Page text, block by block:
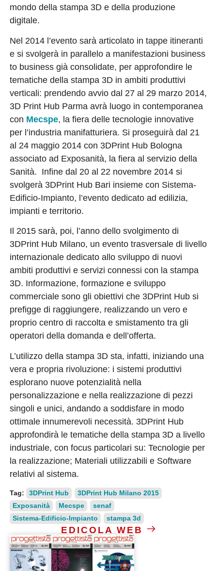
mondo della stampa 3D e della produzione
digitale.
Nel 2014 l’evento sarà articolato in tappe itineranti
e si svolgerà in parallelo a manifestazioni business
to business già consolidate, per approfondire le
tematiche della stampa 3D in ambiti produttivi
verticali: prendendo avvio dal 27 al 29 marzo 2014,
3D Print Hub Parma avrà luogo in contemporanea
con Mecspe, la fiera delle tecnologie innovative
per l’industria manifatturiera. Si proseguirà dal 21
al 24 maggio 2014 con 3DPrint Hub Bologna
associato ad Exposanità, la fiera al servizio della
Sanità. Infine dal 20 al 22 novembre 2014 si
svolgerà 3DPrint Hub Bari insieme con Sistema-
Edificio-Impianto, l’evento dedicato ad edilizia,
impianti e territorio.
Il 2015 sarà, poi, l’anno dello svolgimento di
3DPrint Hub Milano, un evento trasversale di livello
internazionale dedicato allo sviluppo di nuovi
ambiti produttivi e servizi connessi con la stampa
3D. Informazione, formazione e sviluppo
commerciale sono gli obiettivi che 3DPrint Hub si
prefigge di raggiungere, realizzando un vero e
proprio centro di raccolta e smistamento tra gli
operatori della domanda e dell’offerta.
L’utilizzo della stampa 3D sta, infatti, iniziando una
vera e propria rivoluzione: i sistemi produttivi
esplorano nuove potenzialità nella
personalizzazione e nella realizzazione di pezzi
singoli e unici, andando a soddisfare in modo
ottimale innumerevoli necessità. 3DPrint Hub
approfondirà le tematiche della stampa 3D a livello
industriale, con focus particolari su: Tecnologie per
la realizzazione; Materiali utilizzabili e Software
relativi al sistema.
Tag: 3DPrint Hub
3DPrint Hub Milano 2015
Exposanità
Mecspe
senaf
Sistema-Edificio-Impianto
stampa 3d
EDICOLA WEB